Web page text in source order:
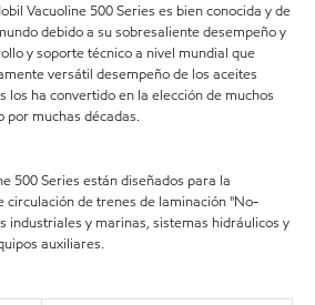
Vacuoline 500 Series es bien conocida y de
debido a su sobresaliente desempeño y
y soporte técnico a nivel mundial que
versátil desempeño de los aceites
los ha convertido en la elección de muchos
por muchas décadas.
500 Series están diseñados para la
circulación de trenes de laminación "No-
industriales y marinas, sistemas hidráulicos y
auxiliares.